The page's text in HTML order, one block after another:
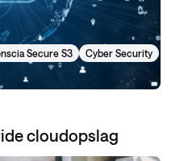
Secure S3
Cyber Security
cloudopslag